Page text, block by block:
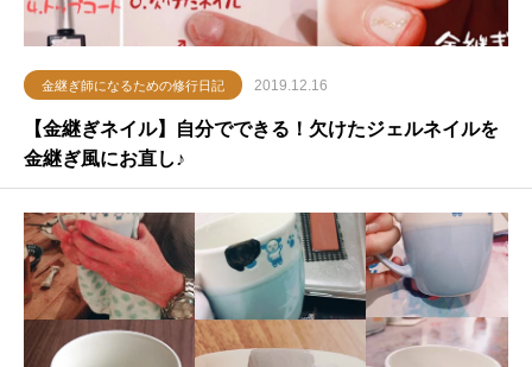
金継ぎ師になるための修行日記 2019.12.16
【金継ぎネイル】自分でできる！欠けたジェルネイルを
金継ぎ風にお直し♪